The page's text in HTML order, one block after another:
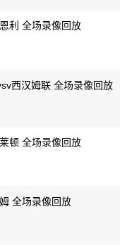
利 全场录像回放
西汉姆联 全场录像回放
顿 全场录像回放
全场录像回放